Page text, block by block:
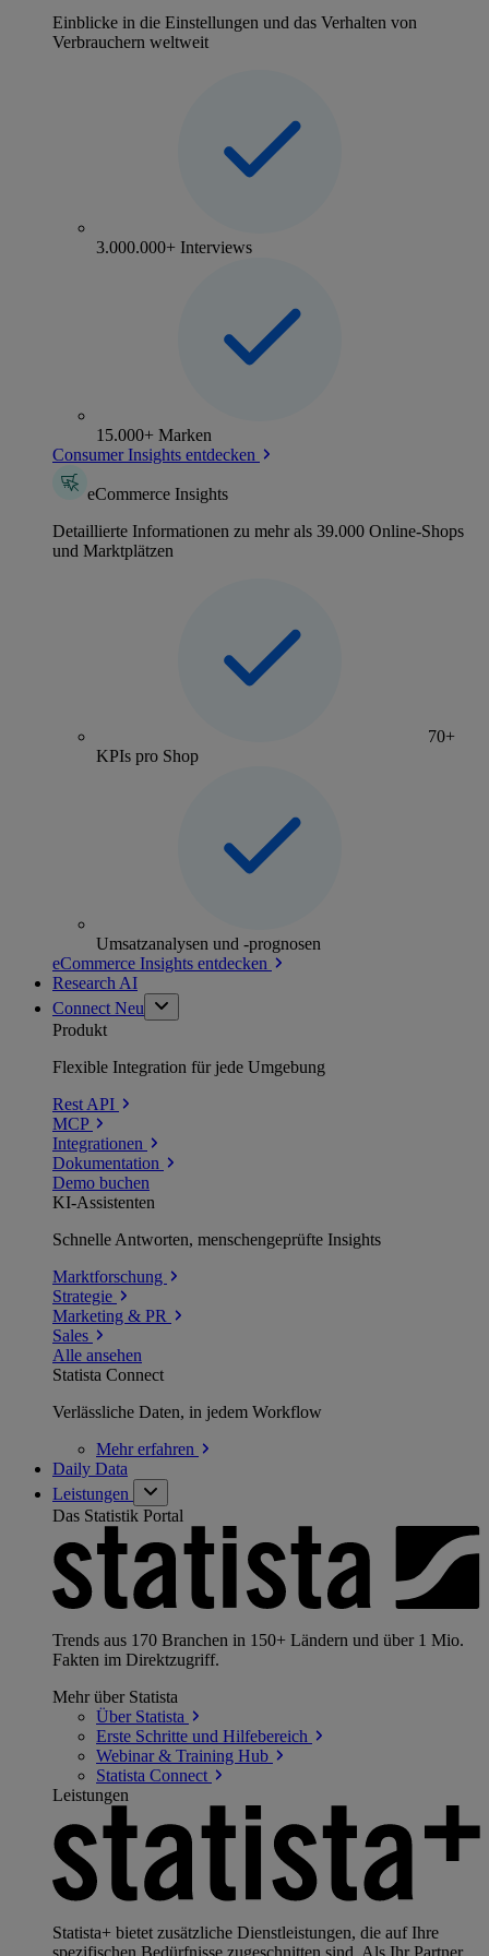
Einblicke in die Einstellungen und das Verhalten von
Verbrauchern weltweit
3.000.000+ Interviews
15.000+ Marken
Consumer Insights entdecken
eCommerce Insights
Detaillierte Informationen zu mehr als 39.000 Online-Shops
und Marktplätzen
70+
KPIs pro Shop
Umsatzanalysen und -prognosen
eCommerce Insights entdecken
Research AI
Connect Neu
Produkt
Flexible Integration für jede Umgebung
Rest API
MCP
Integrationen
Dokumentation
Demo buchen
KI-Assistenten
Schnelle Antworten, menschengeprüfte Insights
Marktforschung
Strategie
Marketing & PR
Sales
Alle ansehen
Statista Connect
Verlässliche Daten, in jedem Workflow
Mehrerfahren
Daily Data
Leistungen
Das Statistik Portal
Trends aus 170 Branchen in 150+ Ländern und über 1 Mio.
Fakten im Direktzugriff.
Mehr über Statista
Über Statista
Erste Schritte und Hilfebereich
Webinar & Training Hub
Statista Connect
Leistungen
Statista+ bietet zusätzliche Dienstleistungen, die auf Ihre
spezifischen Bedürfnisse zugeschnitten sind. Als Ihr Partner